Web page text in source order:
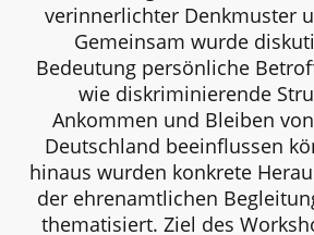
verinnerlichter Denkmuster
Gemeinsam wurde
Bedeutung persönliche
wie diskriminierende
Ankommen und Bleiben
Deutschland beeinflussen
hinaus wurden konkrete
der ehrenamtlichen
thematisiert. Ziel des